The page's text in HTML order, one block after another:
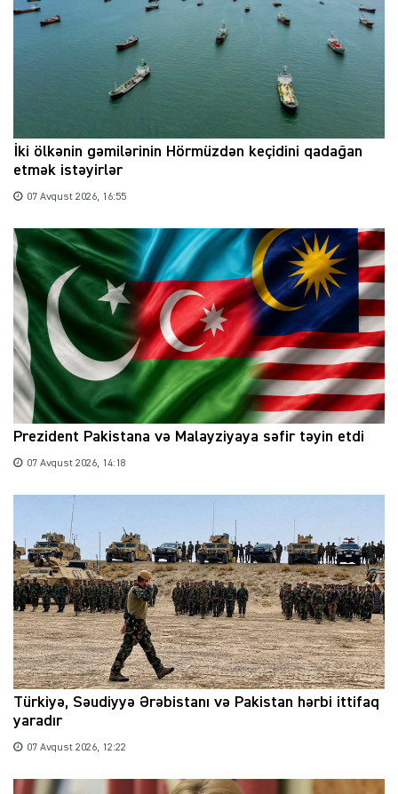
İki ölkənin gəmilərinin Hörmüzdən keçidini qadağan
etmək istəyirlər
07 Avqust 2026, 16:55
Prezident Pakistana və Malayziyaya səfir təyin etdi
07 Avqust 2026, 14:18
Türkiyə, Səudiyyə Ərəbistanı və Pakistan hərbi ittifaq
yaradır
07 Avqust 2026, 12:22